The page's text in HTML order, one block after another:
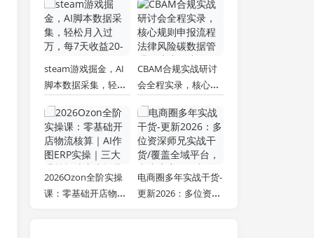
频，零基础做出专业
级效果 (更新)
假【原创双语字幕】
steam游戏掘金，AI
脚本数据采集，轻松
益20-80%
CBAM合规实战研讨
会全程实录，核心规
碳数据管理一站式解
读
2026Ozon全阶实操
课：零基础开店物流
电商圈多年实战干货-
更新2026：多位资深